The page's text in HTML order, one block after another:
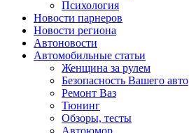
Психология
Новости парнеров
Новости региона
Автоновости
Автомобильные статьи
Женщина за рулем
Безопасность Вашего авто
Ремонт Ваз
Тюнинг
Обзоры, тесты
Автоюмор